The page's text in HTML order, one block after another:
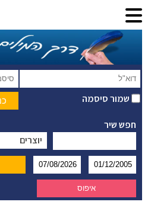
שמור סיסמה
חפש שיר
יוצרים